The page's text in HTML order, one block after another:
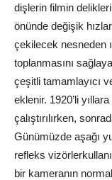
dişlerin filmin
önünde değişik
çekilecek nesneden
toplanmasını
çeşitli tamamlayıcı
eklenir. 1920’li
çalıştırılırken,
Günümüzde aşağı
refleks
bir kameranın